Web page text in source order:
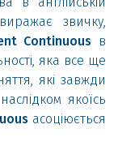
звичку,
Continuous в
яка все ще
які завжди
якоїсь
асоціюється